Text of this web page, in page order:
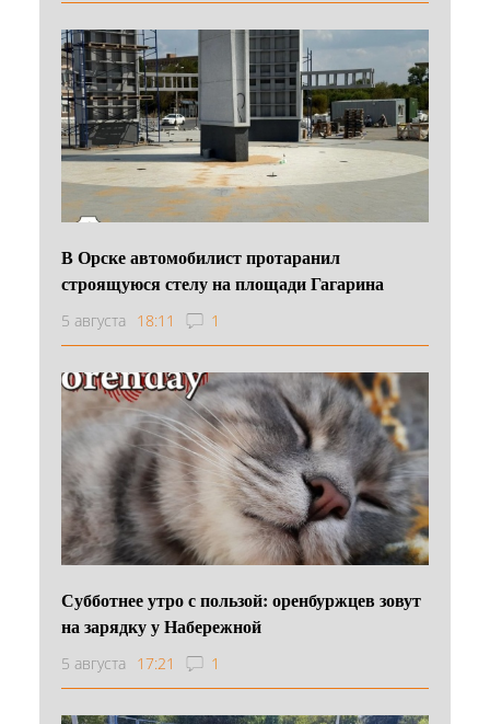
В Орске автомобилист протаранил
строящуюся стелу на площади Гагарина
5 августа 18:11 1
Субботнее утро с пользой: оренбуржцев зовут
на зарядку у Набережной
5 августа 17:21 1